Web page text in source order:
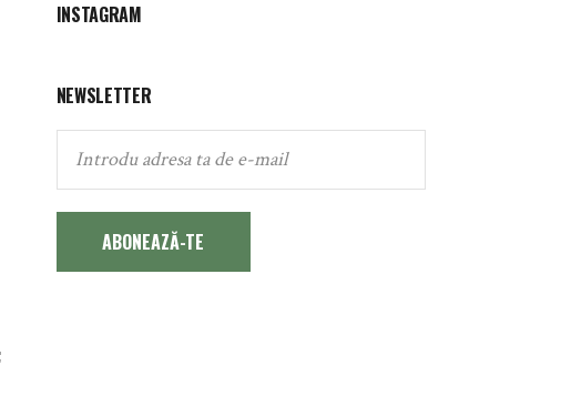
INSTAGRAM
NEWSLETTER
ABONEAZĂ-TE